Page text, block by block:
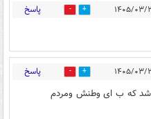
8 پاسخ
6 پاسخ
که ب ای وطنش ومردم